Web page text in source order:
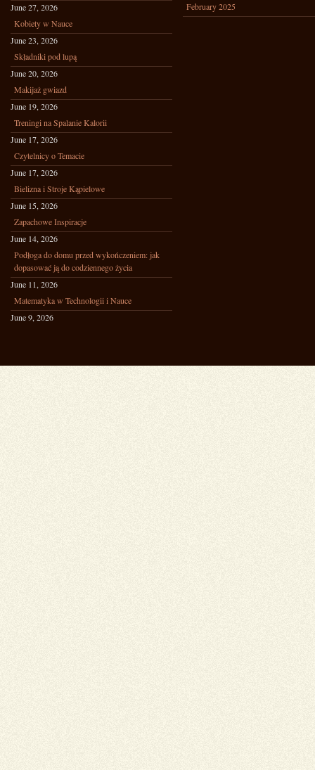
June 27, 2026
Kobiety w Nauce
June 23, 2026
Składniki pod lupą
June 20, 2026
Makijaż gwiazd
June 19, 2026
Treningi na Spalanie Kalorii
June 17, 2026
Czytelnicy o Temacie
June 17, 2026
Bielizna i Stroje Kąpielowe
June 15, 2026
Zapachowe Inspiracje
June 14, 2026
Podłoga do domu przed wykończeniem: jak
dopasować ją do codziennego życia
June 11, 2026
Matematyka w Technologii i Nauce
June 9, 2026
February 2025